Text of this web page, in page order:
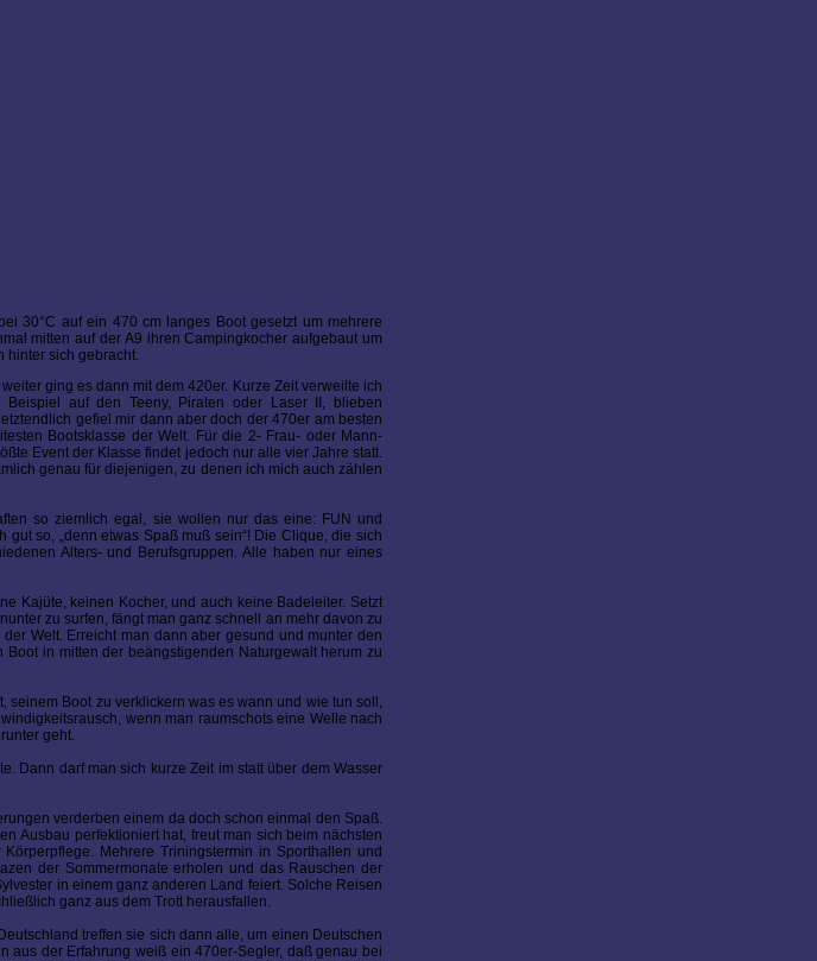
30°C auf ein 470 cm langes Boot gesetzt um mehrere
mitten auf der A9 ihren Campingkocher aufgebaut um
hinter sich gebracht.
ging es dann mit dem 420er. Kurze Zeit verweilte ich
auf den Teeny, Piraten oder Laser II, blieben
gefiel mir dann aber doch der 470er am besten
Bootsklasse der Welt. Für die 2- Frau- oder Mann-
Event der Klasse findet jedoch nur alle vier Jahre statt.
genau für diejenigen, zu denen ich mich auch zählen
so ziemlich egal, sie wollen nur das eine: FUN und
so, „denn etwas Spaß muß sein“! Die Clique, die sich
Alters- und Berufsgruppen. Alle haben nur eines
Kajüte, keinen Kocher, und auch keine Badeleiter. Setzt
zu surfen, fängt man ganz schnell an mehr davon zu
Welt. Erreicht man dann aber gesund und munter den
in mitten der beängstigenden Naturgewalt herum zu
seinem Boot zu verklickern was es wann und wie tun soll,
wenn man raumschots eine Welle nach
geht.
Dann darf man sich kurze Zeit im statt über dem Wasser
verderben einem da doch schon einmal den Spaß.
Ausbau perfektioniert hat, freut man sich beim nächsten
Mehrere Triningstermin in Sporthallen und
der Sommermonate erholen und das Rauschen der
in einem ganz anderen Land feiert. Solche Reisen
ganz aus dem Trott herausfallen.
treffen sie sich dann alle, um einen Deutschen
aus der Erfahrung weiß ein 470er-Segler, daß genau bei